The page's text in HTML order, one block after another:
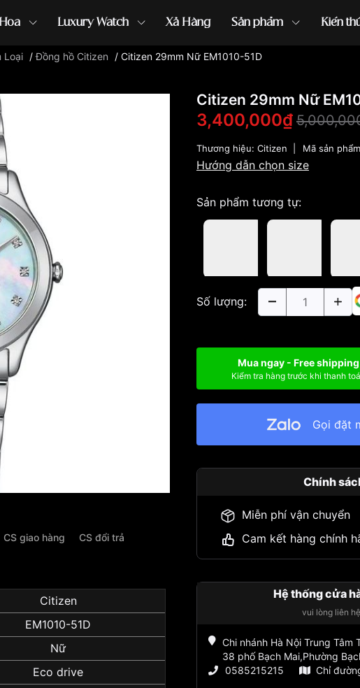
Luxury Watch Xả Hàng Sản phẩm Kiến
đồng hồ G-Shock đồng hồ Orient ...
Loại /Đồng hồ Citizen / Citizen 29mm Nữ EM1010-51D
CS giao hàng CS đổi trả
Citizen
EM1010-51D
Nữ
Eco drive
Citizen 29mm Nữ
3,400,000₫
Thương hiệu: Citizen Mã sản
Hướng dẫn chọn size
Sản phẩm tương tự:
Số lượng:
Mua ngay - Free shipping
Kiểm tra hàng trước khi thanh
Gọi đặt
Chính
Miễn phí vận chuyển
Cam kết hàng chính
Hệ thống cửa
vui lòng liên
Chi nhánh Hà Nội Trung Tâm
38 phố Bạch Mai,Phường
0585215215
Chỉ